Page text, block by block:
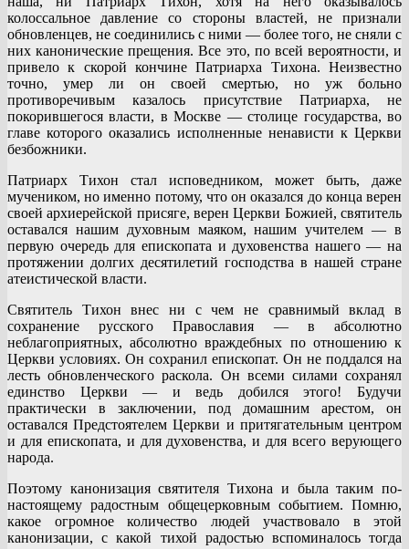
колоссальное давление со стороны властей, не признали
обновленцев, не соединились с ними — более того, не сняли с
них канонические прещения. Все это, по всей вероятности, и
привело к скорой кончине Патриарха Тихона. Неизвестно
точно, умер ли он своей смертью, но уж больно
противоречивым казалось присутствие Патриарха, не
покорившегося власти, в Москве — столице государства, во
главе которого оказались исполненные ненависти к Церкви
безбожники.
Патриарх Тихон стал исповедником, может быть, даже
мучеником, но именно потому, что он оказался до конца верен
своей архиерейской присяге, верен Церкви Божией, святитель
оставался нашим духовным маяком, нашим учителем — в
первую очередь для епископата и духовенства нашего — на
протяжении долгих десятилетий господства в нашей стране
атеистической власти.
Святитель Тихон внес ни с чем не сравнимый вклад в
сохранение русского Православия — в абсолютно
неблагоприятных, абсолютно враждебных по отношению к
Церкви условиях. Он сохранил епископат. Он не поддался на
лесть обновленческого раскола. Он всеми силами сохранял
единство Церкви — и ведь добился этого! Будучи
практически в заключении, под домашним арестом, он
оставался Предстоятелем Церкви и притягательным центром
и для епископата, и для духовенства, и для всего верующего
народа.
Поэтому канонизация святителя Тихона и была таким по-
настоящему радостным общецерковным событием. Помню,
какое огромное количество людей участвовало в этой
канонизации, с какой тихой радостью вспоминалось тогда